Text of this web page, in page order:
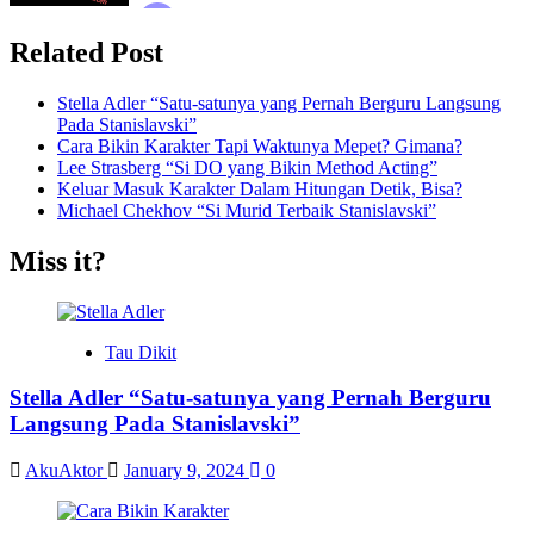
Tragis
Related Post
Stella Adler “Satu-satunya yang Pernah Berguru Langsung
Pada Stanislavski”
Cara Bikin Karakter Tapi Waktunya Mepet? Gimana?
Lee Strasberg “Si DO yang Bikin Method Acting”
Keluar Masuk Karakter Dalam Hitungan Detik, Bisa?
Michael Chekhov “Si Murid Terbaik Stanislavski”
Miss it?
Tau Dikit
Stella Adler “Satu-satunya yang Pernah Berguru
Langsung Pada Stanislavski”
AkuAktor January 9, 2024 0